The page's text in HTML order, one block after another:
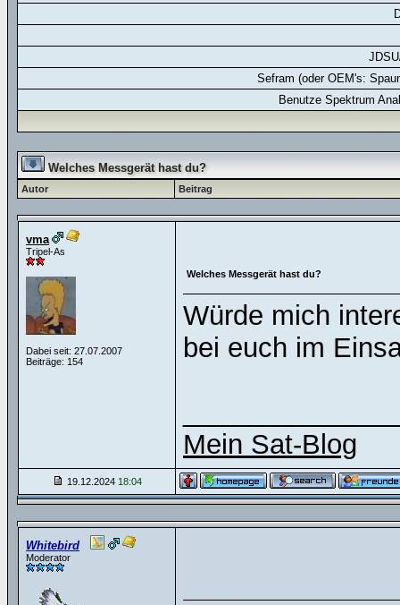
Sefram (oder OEM's:
Benutze Spektrum
Welches Messgerät hast du?
Autor Beitrag
vma
Tripel-As
Dabei seit: 27.07.2007
Beiträge: 154
Welches Messgerät hast du?
Würde mich
bei euch im
Mein Sat-Blog
19.12.2024 18:04
Whitebird
Moderator